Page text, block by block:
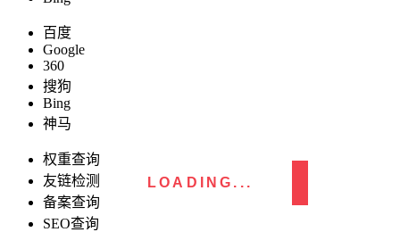
LOADING...
百度
Google
360
搜狗
Bing
神马
权重查询
友链检测
备案查询
SEO查询